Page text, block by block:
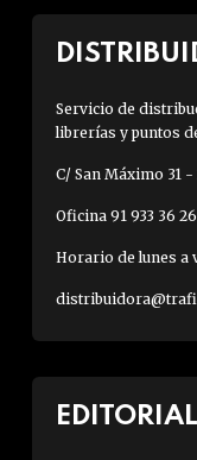
Servicio de
librerías y puntos
C/ San Máximo 31
Oficina 91 933 36 26
Horario de lunes a
EDITORIAL